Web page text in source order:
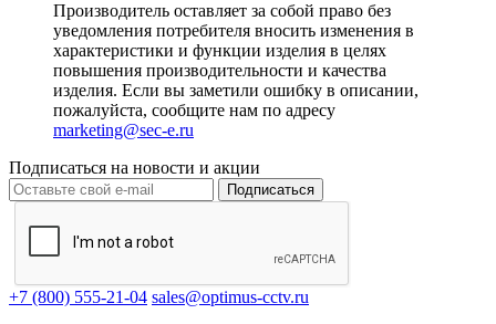
Производитель оставляет за собой право без
уведомления потребителя вносить изменения в
характеристики и функции изделия в целях
повышения производительности и качества
изделия. Если вы заметили ошибку в описании,
пожалуйста, сообщите нам по адресу
marketing@sec-e.ru
Подписаться на новости и акции
Подписаться
+7 (800) 555-21-04 sales@optimus-cctv.ru